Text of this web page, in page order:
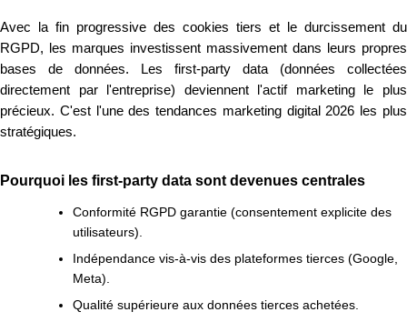
Avec la fin progressive des cookies tiers et le durcissement du
RGPD, les marques investissent massivement dans leurs propres
bases de données. Les first-party data (données collectées
directement par l'entreprise) deviennent l'actif marketing le plus
précieux. C'est l'une des tendances marketing digital 2026 les plus
stratégiques.
Pourquoi les first-party data sont devenues centrales
Conformité RGPD garantie (consentement explicite des
utilisateurs).
Indépendance vis-à-vis des plateformes tierces (Google,
Meta).
Qualité supérieure aux données tierces achetées.